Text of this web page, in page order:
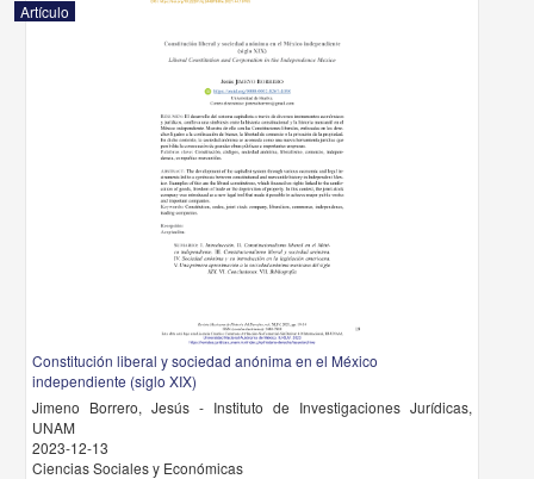
Artículo
Constitución liberal y sociedad anónima en el México
independiente (siglo XIX)
Jimeno Borrero, Jesús - Instituto de Investigaciones Jurídicas,
UNAM
2023-12-13
Ciencias Sociales y Económicas